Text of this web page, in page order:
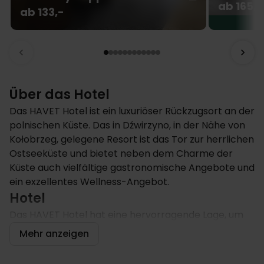
ab 133,-
ab 165,-
Über das Hotel
Das HAVET Hotel ist ein luxuriöser Rückzugsort an der
polnischen Küste. Das in Dźwirzyno, in der Nähe von
Kołobrzeg, gelegene Resort ist das Tor zur herrlichen
Ostseeküste und bietet neben dem Charme der
Küste auch vielfältige gastronomische Angebote und
ein exzellentes Wellness-Angebot.
Hotel
die Schönheit und das kulturelle Erbe der
westpommerschen Region zu erleben. Mit den nahe
Mehr anzeigen